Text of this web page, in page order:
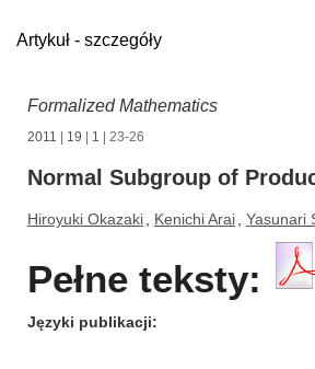
Artykuł - szczegóły
Formalized Mathematics
2011 19 1 | 23-26
Normal Subgroup of
Hiroyuki Okazaki Kenichi Arai Yasunari
Pełne teksty:
Języki publikacji